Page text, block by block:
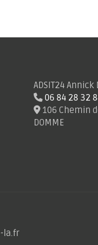
ADSIT24 Annick
06 84 28 32
106 Chemin
DOMME
la.fr